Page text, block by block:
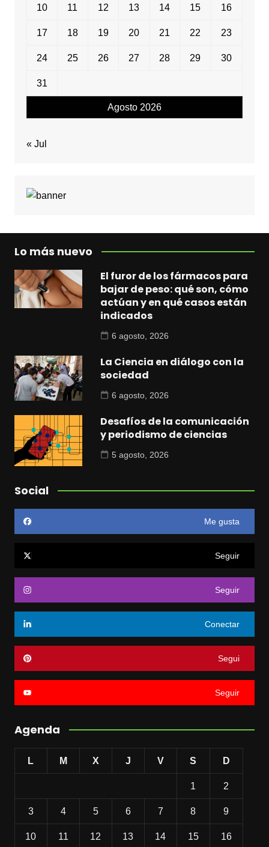
Agosto 2026
10 11 12 13 14 15 16
17 18 19 20 21 22 23
24 25 26 27 28 29 30
31
« Jul
Lo más nuevo
El furor de los fármacos para
bajar de peso: qué son, cómo
actúan y en qué casos están
indicados
6 agosto, 2026
La Ciencia en diálogo con la
sociedad
6 agosto, 2026
Desafíos de la comunicación
y periodismo de ciencias
5 agosto, 2026
Social
Me gusta
Seguir
Seguir
Conectar
Segui
Seguir
Agenda
L M X J V S D
1 2
3 4 5 6 7 8 9
10 11 12 13 14 15 16